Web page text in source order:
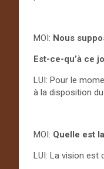
MOI: Nous
Est-ce-qu’à ce
LUI: Pour le
à la disposition
MOI: Quelle est
LUI: La vision est